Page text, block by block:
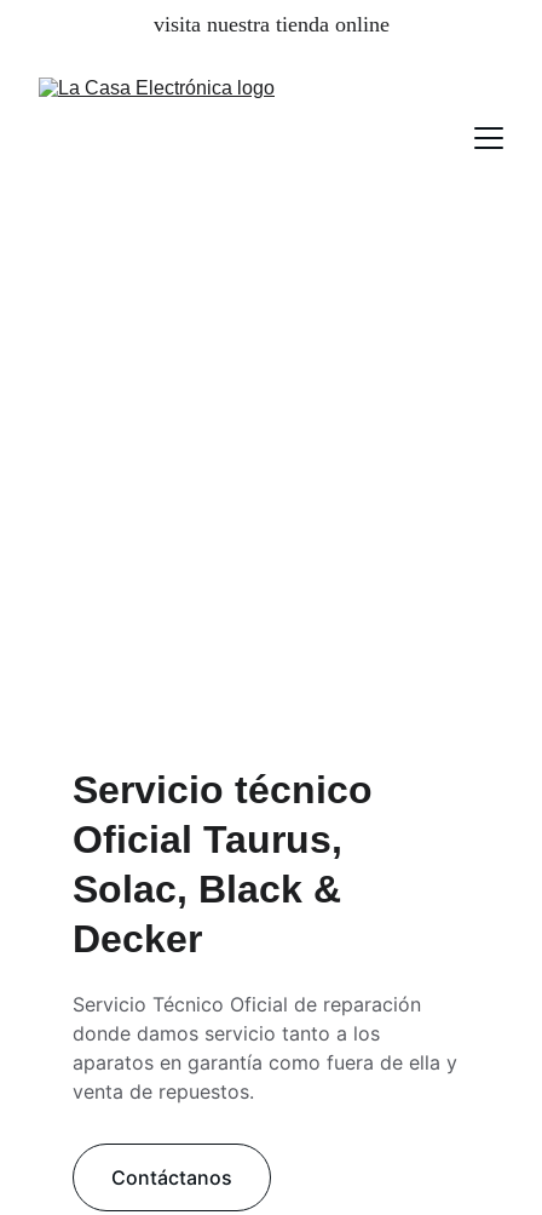
visita nuestra tienda online
Servicio técnico
Oficial Taurus,
Solac, Black &
Decker
Servicio Técnico Oficial de reparación
donde damos servicio tanto a los
aparatos en garantía como fuera de ella y
venta de repuestos.
Contáctanos